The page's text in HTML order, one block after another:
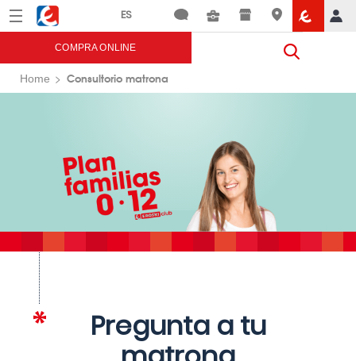
Menú Eroski
COMPRA ONLINE
Home Consultorio matrona
Pregunta a tu